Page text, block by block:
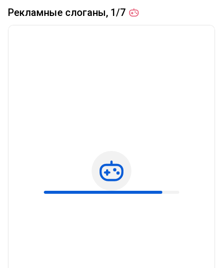
Рекламные слоганы, 1/7